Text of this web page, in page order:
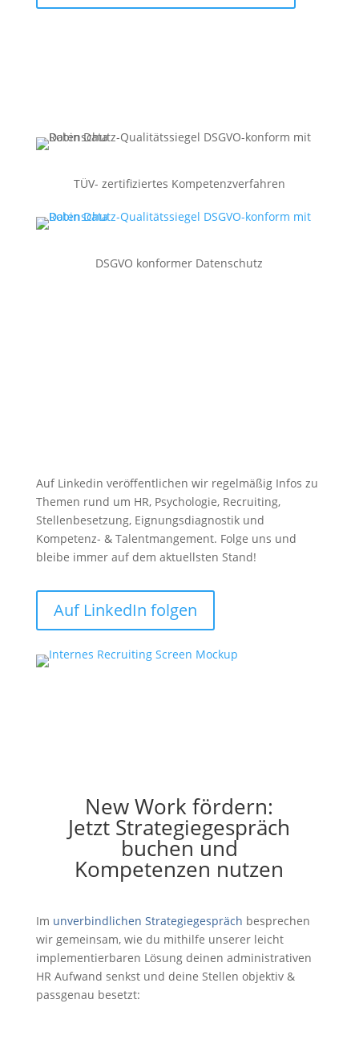
TÜV- zertifiziertes Kompetenzverfahren
DSGVO konformer Datenschutz
Auf Linkedin veröffentlichen wir regelmäßig Infos zu
Themen rund um HR, Psychologie, Recruiting,
Stellenbesetzung, Eignungsdiagnostik und
Kompetenz- & Talentmangement. Folge uns und
bleibe immer auf dem aktuellsten Stand!
Auf LinkedIn folgen
New Work fördern:
Jetzt Strategiegespräch
buchen und
Kompetenzen nutzen
Im unverbindlichen Strategiegespräch besprechen
wir gemeinsam, wie du mithilfe unserer leicht
implementierbaren Lösung deinen administrativen
HR Aufwand senkst und deine Stellen objektiv &
passgenau besetzt: